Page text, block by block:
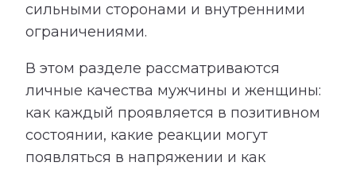
сильными сторонами и внутренними
ограничениями.
В этом разделе рассматриваются
личные качества мужчины и женщины:
как каждый проявляется в позитивном
состоянии, какие реакции могут
появляться в напряжении и как